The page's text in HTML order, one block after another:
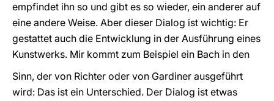
empfindet ihn so und gibt es so wieder, ein anderer auf
eine andere Weise. Aber dieser Dialog ist wichtig: Er
gestattet auch die Entwicklung in der Ausführung eines
Kunstwerks. Mir kommt zum Beispiel ein Bach in den
Sinn, der von Richter oder von Gardiner ausgeführt
wird: Das ist ein Unterschied. Der Dialog ist etwas